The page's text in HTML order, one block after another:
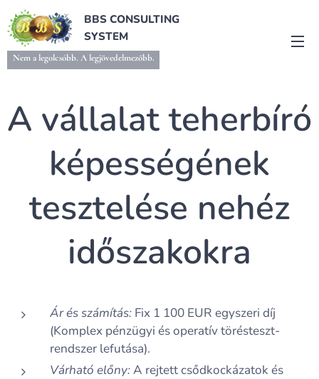
BBS CONSULTING
SYSTEM
Nem a legolcsóbb. A legjövedelmezőbb.
A vállalat teherbíró
képességének
tesztelése nehéz
időszakokra
Ár és számítás: Fix 1 100 EUR egyszeri díj
(Komplex pénzügyi és operatív törésteszt-
rendszer lefutása).
Várható előny:A rejtett csődkockázatok és